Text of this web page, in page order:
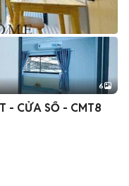
+2
6
SỔ - CMT8